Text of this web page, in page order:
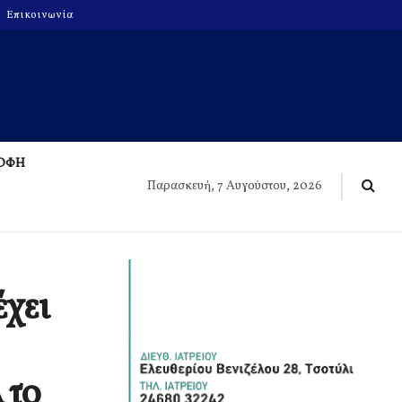
Επικοινωνία
Παρασκευή, 7 Αυγούστου, 2026